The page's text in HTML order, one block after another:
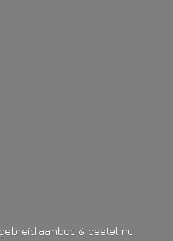
aanbod & bestel nu